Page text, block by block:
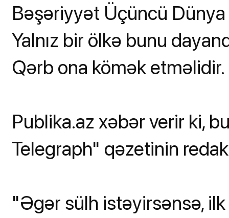
Bəşəriyyət Üçüncü Dünya
Yalnız bir ölkə bunu
Qərb ona kömək etməlidir.
Publika.az xəbər verir ki,
Telegraph" qəzetinin
"Əgər sülh istəyirsənsə,